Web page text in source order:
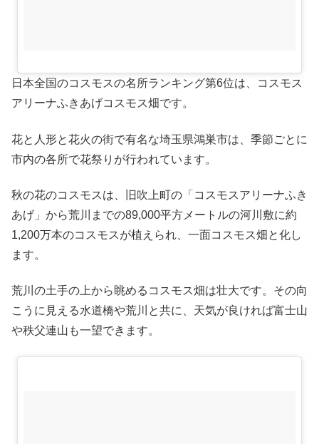
日本全国のコスモスの名所ランキング第6位は、コスモス
アリーナふきあげコスモス畑です。
花と人形と花火の街で有名な埼玉県鴻巣市は、季節ごとに
市内の各所で花祭りが行われています。
秋の花のコスモスは、旧吹上町の「コスモスアリーナふき
あげ」から荒川までの89,000平方メートルの河川敷に約
1,200万本のコスモスが植えられ、一面コスモス畑と化し
ます。
荒川の土手の上から眺めるコスモス畑は壮大です。その向
こうに見える水道橋や荒川と共に、天気が良ければ富士山
や秩父連山も一望できます。